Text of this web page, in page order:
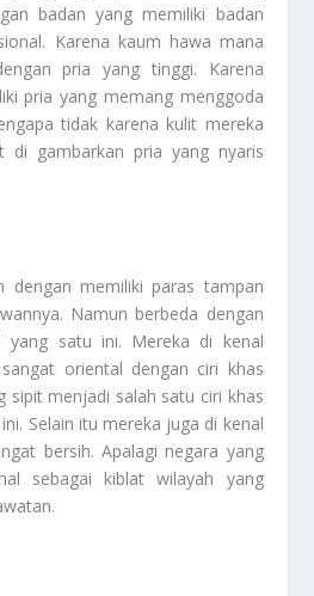
badan yang memiliki badan
Karena kaum hawa mana
pria yang tinggi. Karena
pria yang memang menggoda
tidak karena kulit mereka
di gambarkan pria yang nyaris
dengan memiliki paras tampan
Namun berbeda dengan
yang satu ini. Mereka di kenal
oriental dengan ciri khas
sipit menjadi salah satu ciri khas
Selain itu mereka juga di kenal
bersih. Apalagi negara yang
sebagai kiblat wilayah yang